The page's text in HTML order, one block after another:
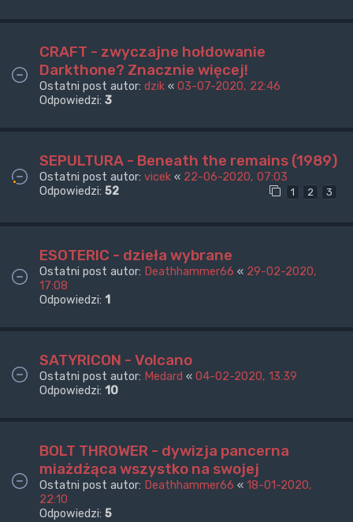
CRAFT - zwyczajne hołdowanie
Darkthone? Znacznie więcej!
Ostatni post autor: dzik « 03-07-2020, 22:46
Odpowiedzi: 3
SEPULTURA - Beneath the remains (1989)
Ostatni post autor: vicek « 22-06-2020, 07:03
Odpowiedzi: 52 1 2 3
ESOTERIC - dzieła wybrane
Ostatni post autor: Deathhammer66 « 29-02-2020,
17:08
Odpowiedzi: 1
SATYRICON - Volcano
Ostatni post autor: Medard « 04-02-2020, 13:39
Odpowiedzi: 10
BOLT THROWER - dywizja pancerna
miażdżąca wszystko na swojej
Ostatni post autor: Deathhammer66 « 18-01-2020,
22:10
Odpowiedzi: 5